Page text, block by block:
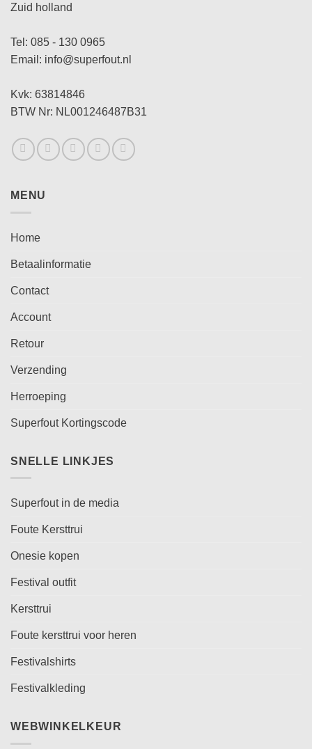
Zuid holland
Tel: 085 - 130 0965
Email: info@superfout.nl
Kvk: 63814846
BTW Nr: NL001246487B31
MENU
Home
Betaalinformatie
Contact
Account
Retour
Verzending
Herroeping
Superfout Kortingscode
SNELLE LINKJES
Superfout in de media
Foute Kersttrui
Onesie kopen
Festival outfit
Kersttrui
Foute kersttrui voor heren
Festivalshirts
Festivalkleding
WEBWINKELKEUR